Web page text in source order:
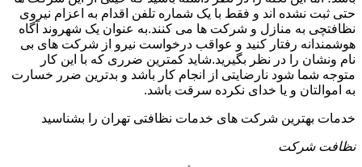
حتی ثبت نشده اند و فقط با یک شماره تلفن اقدام به اعزام نیروی
نظافتچی به منازل و شرکت ها می کنند.به عنوان یک شهروند آگاه
هوشمندانه رفتار کنید و عواقب درخواست نیرو از شرکت های بی
نام ونشان را در نظر بگیرید.شاید کمترین ضرری که با این کار
متوجه شما شود نارضایتی از انجام کار باشد و بدترین ضرر خسارت
به اموالتان و یا خدای نکرده سرقت باشد.
خدمات بهترین شرکت های خدمات نظافتی تهران را بشناسید
نظافت شرکت